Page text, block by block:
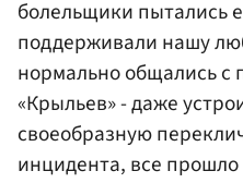
болельщики пытались
поддерживали нашу
нормально общались с
«Крыльев» - даже
своеобразную
инцидента, все